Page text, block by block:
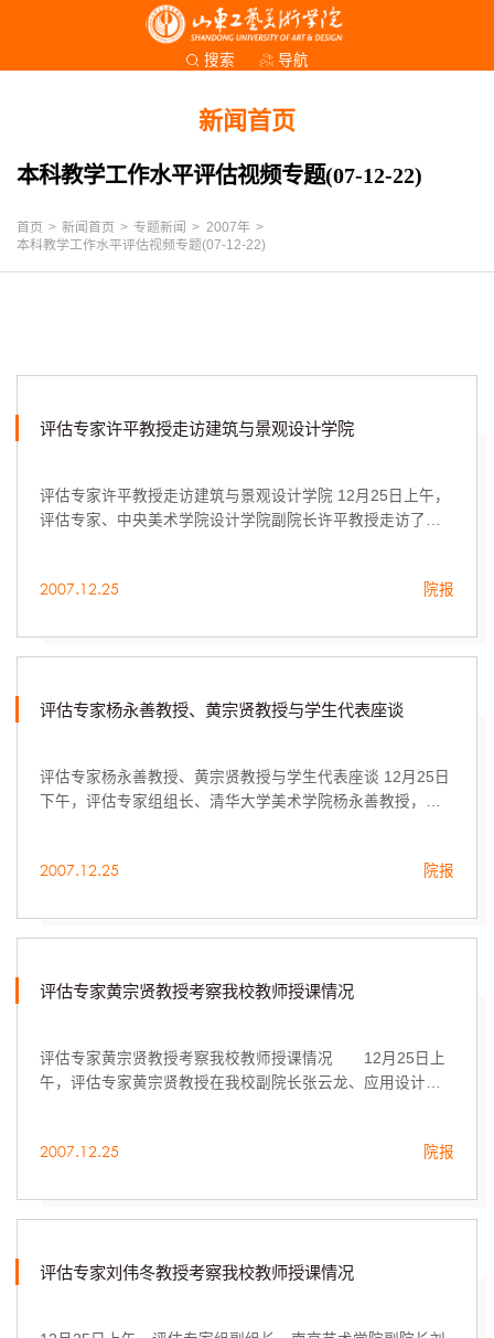
搜索 导航
新闻首页
本科教学工作水平评估视频专题(07-12-22)
首页 > 新闻首页 > 专题新闻 > 2007年 >
本科教学工作水平评估视频专题(07-12-22)
评估专家许平教授走访建筑与景观设计学院
评估专家许平教授走访建筑与景观设计学院 12月25日上午，
评估专家、中央美术学院设计学院副院长许平教授走访了我
2007.12.25 院报
评估专家杨永善教授、黄宗贤教授与学生代表座谈
评估专家杨永善教授、黄宗贤教授与学生代表座谈 12月25日
下午，评估专家组组长、清华大学美术学院杨永善教授，评
2007.12.25 院报
评估专家黄宗贤教授考察我校教师授课情况
评估专家黄宗贤教授考察我校教师授课情况 12月25日上
午，评估专家黄宗贤教授在我校副院长张云龙、应用设计学
2007.12.25 院报
评估专家刘伟冬教授考察我校教师授课情况